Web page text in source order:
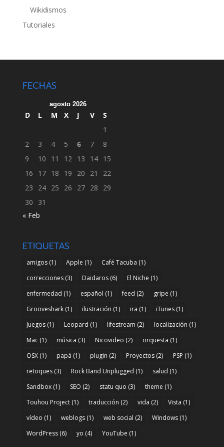
Wikidismos
Tutoriales
FECHAS
agosto 2026
D L M X J V
S
1
2
3 4 5 6 7
8
9
10 11 12 13 14 15
16
17 18 19 20 21
22
23
24 25 26 27 28
29
30
31
« Feb
ETIQUETAS
amigos(1) Apple (1) Café Tacuba (1)
correcciones(3) Daidaros(6) El Niche (1)
enfermedad (1) español (1) feed (2) gripe (1)
Grooveshark(1) ilustración (1) ira (1) iTunes(1)
Juegos(1) Leopard (1) lifestream (2) localización (1)
Mac(1) música (3) Nicovideo (2) orquesta (1)
OSX(1) papá (1) plugin (2) Proyectos(2) PSP (1)
retoques(3) Rock Band Unplugged (1) salud (1)
Sandbox(1) SEO (2) statu quo (3) theme (1)
Touhou Project(1) traducción (2) vida (2) Vista (1)
vídeo (1) weblogs(1) web social (2) Windows(1)
WordPress(6) yo (4) YouTube (1)